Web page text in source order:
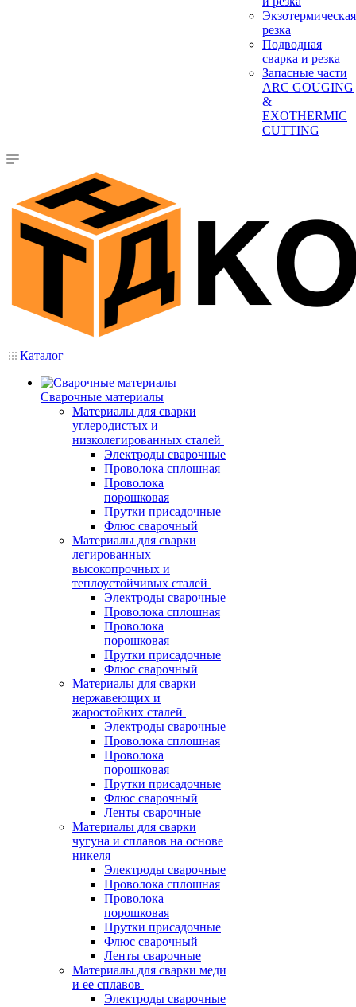
Экзотермическая
резка
Подводная
сварка и резка
Запасные части
ARC GOUGING
&
EXOTHERMIC
CUTTING
Каталог
Сварочные материалы
Материалы для сварки
углеродистых и
низколегированных сталей
Электроды сварочные
Проволока сплошная
Проволока
порошковая
Прутки присадочные
Флюс сварочный
Материалы для сварки
легированных
высокопрочных и
теплоустойчивых сталей
Электроды сварочные
Проволока сплошная
Проволока
порошковая
Прутки присадочные
Флюс сварочный
Материалы для сварки
нержавеющих и
жаростойких сталей
Электроды сварочные
Проволока сплошная
Проволока
порошковая
Прутки присадочные
Флюс сварочный
Ленты сварочные
Материалы для сварки
чугуна и сплавов на основе
никеля
Электроды сварочные
Проволока сплошная
Проволока
порошковая
Прутки присадочные
Флюс сварочный
Ленты сварочные
Материалы для сварки меди
и ее сплавов
Электроды сварочные